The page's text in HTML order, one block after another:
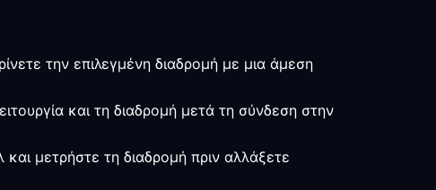
την επιλεγμένη διαδρομή με μια άμεση
και τη διαδρομή μετά τη σύνδεση στην
μετρήστε τη διαδρομή πριν αλλάξετε